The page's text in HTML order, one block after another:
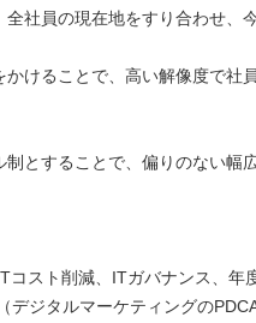
社員の現在地をすり合わせ、
けることで、高い解像度で社
とすることで、偏りのない幅
コスト削減、ITガバナンス、年
デジタルマーケティングの